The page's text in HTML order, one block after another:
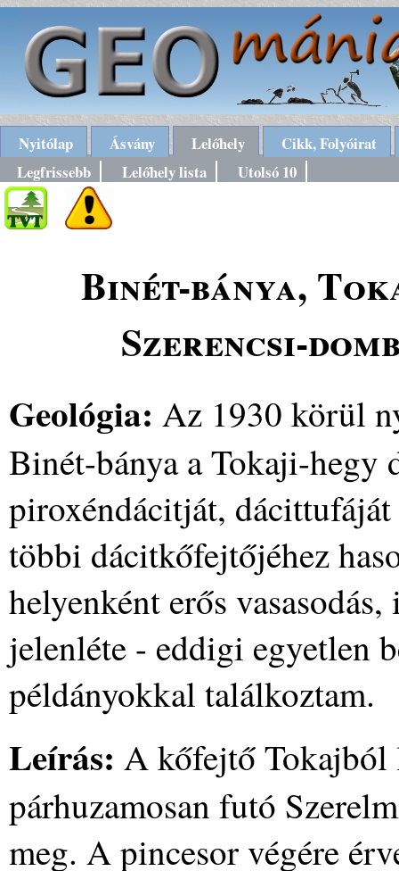
Nyitólap Ásvány Lelőhely
Cikk, Folyóirat
Legfrissebb
Lelőhely lista Utolsó 10
Binét-bánya,
Szerencsi-
Geológia: Az 1930 körül
Binét-bánya a Tokaji-
piroxéndácitját,
többi dácitkőfejtőjéhez
helyenként erős
jelenléte - eddigi egyetlen
példányokkal találkoztam.
Leírás: A kőfejtő Tokajból
párhuzamosan futó
meg. A pincesor végére